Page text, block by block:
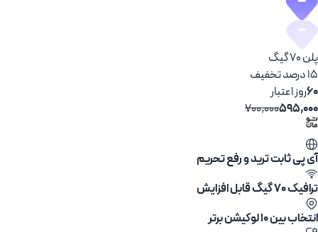
پلن 70 گیگ
15 درصد تخفیف
60روز اعتبار
700,000595,000
آی پی ثابت ترید و رفع تحریم
ترافیک 70 گیگ قابل افزایش
انتخاب بین ۱۰ لوکیشن برتر